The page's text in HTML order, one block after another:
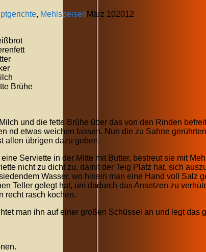
, MehlspeisenMärz 102012
Brühe
und die fette Brühe über das von den Rinden
nd etwas weichen lassen. Nun die zu Sahne
allen übrigen dazu geben.
Serviette in der Mitte mit Butter, bestreut sie mit
nicht zu dicht zu, damit der Teig Platz hat, sich
Wasser, wo hinein man eine Hand voll Salz
Teller gelegt hat, um dadurch das Ansetzen zu
recht rasch kochen.
man ihn auf einer großen Schüssel an und legt das